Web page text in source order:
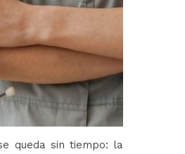
queda sin tiempo: la